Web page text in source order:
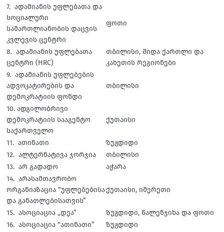
7. ადამიანის უფლებათა და
სოციალური
სამართლიანობის დაცვის
კვლევის ცენტრი
ფოთი
8. ადამიანის უფლებათა
ცენტრი (HRC)
თბილისი, შიდა ქართლი და
კახეთის რეგიონები
9. ადამიანის უფლებების
ადვოკატირების და
დემოკრატიის ფონდი
თბილისი
10. ადგილობრივი
დემოკრატიის სააგენტო
საქართველო
ქუთაისი
11. ათინათი
ზუგდიდი
12. ალტერნატივა ჯორჯია
თბილისი
13. არ გადადო
აჭარა
14. არასამთავრობო
ორგანიაზაცია “უფლებებისა
და განათლებისათვის”
ქუთაისი, იმერეთი
15. ასოციაცია ,,დეა”
ზუგდიდი, წალენჯიხა და ფოთი
16. ასოციაცია “ათინათი”
ზუგდიდი